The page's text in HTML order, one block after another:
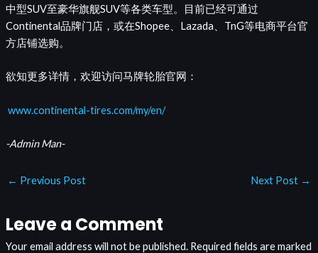
中型SUV至豪华旗舰SUV等各类车型。目前已经可通过
Continental品牌门店，或在Shopee、Lazada、TnG等电商平台官
方店铺选购。
欲知更多详情，欢迎访问马牌轮胎官网：
www.continental-tires.com/my/en/
-Admin Man-
← Previous Post Next Post →
Leave a Comment
Your email address will not be published. Required fields are marked